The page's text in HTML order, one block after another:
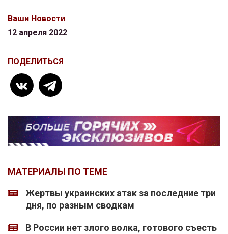
Ваши Новости
12 апреля 2022
ПОДЕЛИТЬСЯ
МАТЕРИАЛЫ ПО ТЕМЕ
Жертвы украинских атак за последние три
дня, по разным сводкам
В России нет злого волка, готового съесть